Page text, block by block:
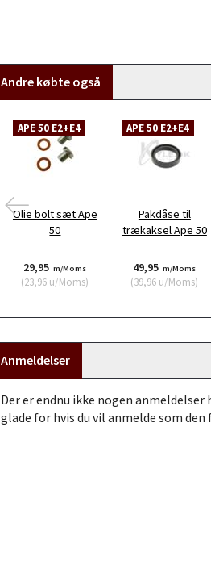
Andre købte også
APE 50 E2+E4
Olie bolt sæt Ape
50
29,95 m/Moms
(23,96 u/Moms)
APE 50 E2+E4
Pakdåse til
trækaksel Ape 50
49,95 m/Moms
(39,96 u/Moms)
Anmeldelser
Der er endnu ikke nogen anmeldelser
glade for hvis du vil anmelde som den